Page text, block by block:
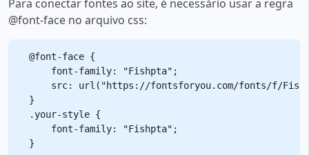
Para conectar fontes ao site, é necessário usar a regra
@font-face no arquivo css:
@font-face {
    font-family: "Fishpta";
src: url("https://fontsforyou.com/fonts/f/
}
.your-style {
    font-family: "Fishpta";